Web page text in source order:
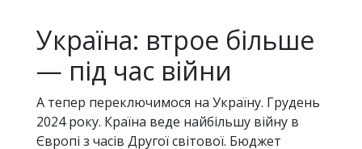
Україна: втрое більше
— під час війни
А тепер переключимося на Україну. Грудень
2024 року. Країна веде найбільшу війну в
Європі з часів Другої світової. Бюджет